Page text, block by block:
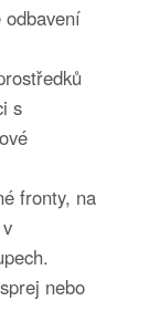
odbavení
s
fronty, na
nebo